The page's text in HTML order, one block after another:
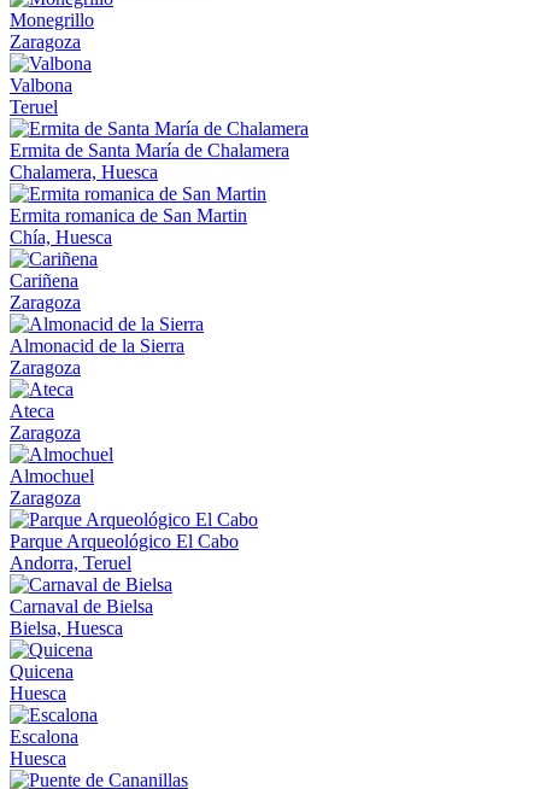
Monegrillo
Zaragoza
Valbona
Teruel
Ermita de Santa María de Chalamera
Chalamera, Huesca
Ermita romanica de San Martin
Chía, Huesca
Cariñena
Zaragoza
Almonacid de la Sierra
Zaragoza
Ateca
Zaragoza
Almochuel
Zaragoza
Parque Arqueológico El Cabo
Andorra, Teruel
Carnaval de Bielsa
Bielsa, Huesca
Quicena
Huesca
Escalona
Huesca